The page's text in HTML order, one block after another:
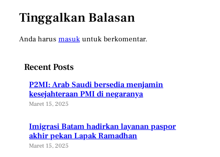
Tinggalkan Balasan
Anda harus masukuntuk berkomentar.
Recent Posts
P2MI: Arab Saudi bersedia menjamin
kesejahteraan PMI di negaranya
Maret 15, 2025
Imigrasi Batam hadirkan layanan paspor
akhir pekan Lapak Ramadhan
Maret 15, 2025